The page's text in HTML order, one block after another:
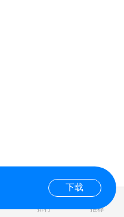
排行 推荐
下载
0.081097s